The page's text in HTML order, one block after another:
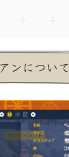
ンについて